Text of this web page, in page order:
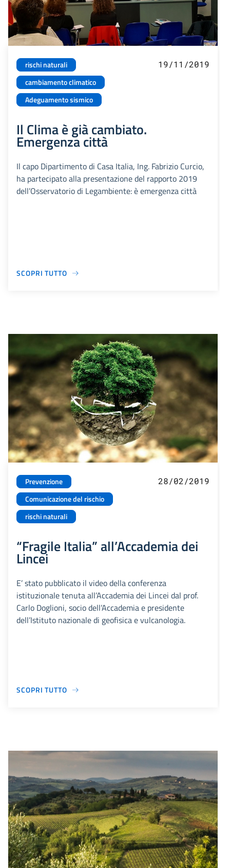
rischi naturali
cambiamento climatico
Adeguamento sismico
19/11/2019
Il Clima è già cambiato.
Emergenza città
Il capo Dipartimento di Casa Italia, Ing. Fabrizio Curcio,
ha partecipato alla presentazione del rapporto 2019
dell’Osservatorio di Legambiente: è emergenza città
SCOPRI TUTTO
Prevenzione
Comunicazione del rischio
rischi naturali
28/02/2019
“Fragile Italia” all’Accademia dei
Lincei
E’ stato pubblicato il video della conferenza
istituzionale tenuta all’Accademia dei Lincei dal prof.
Carlo Doglioni, socio dell’Accademia e presidente
dell’Istituto nazionale di geofisica e vulcanologia.
SCOPRI TUTTO